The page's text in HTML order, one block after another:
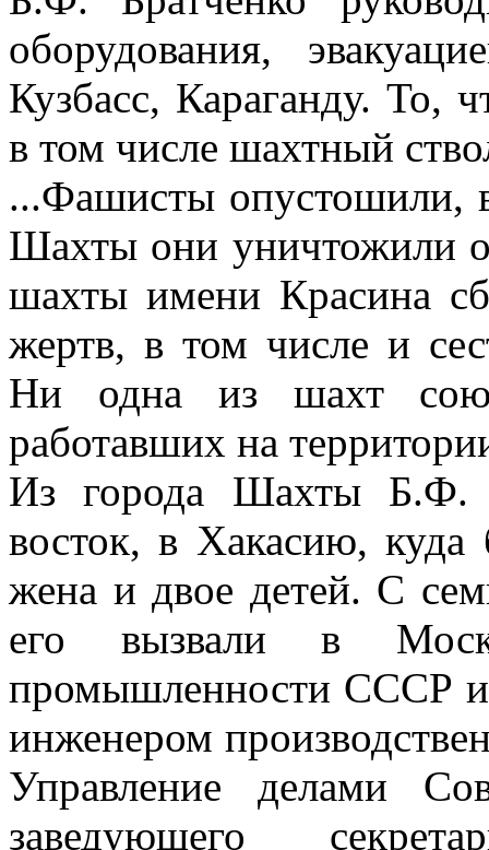
оборудования,
Кузбасс, Караганду. То,
в том числе шахтный
...Фашисты опустошили,
Шахты они уничтожили
шахты имени Красина
жертв, в том числе и
Ни одна из шахт
работавших на
Из города Шахты Б.Ф.
восток, в Хакасию, куда
жена и двое детей. С
его вызвали в
промышленности СССР
инженером
Управление делами
заведующего